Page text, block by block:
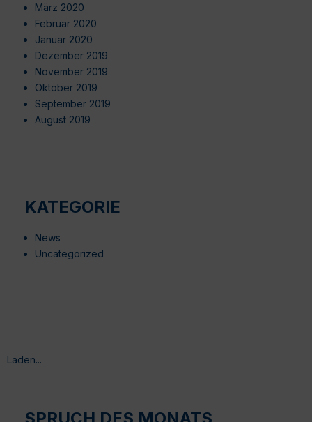
März 2020
Februar 2020
Januar 2020
Dezember 2019
November 2019
Oktober 2019
September 2019
August 2019
KATEGORIE
News
Uncategorized
Laden...
SPRUCH DES MONATS